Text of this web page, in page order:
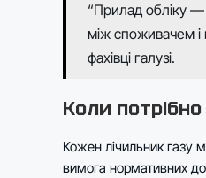
“Прилад обліку —
між споживачем і
фахівці галузі.
Коли
Кожен лічильник газу
вимога нормативних